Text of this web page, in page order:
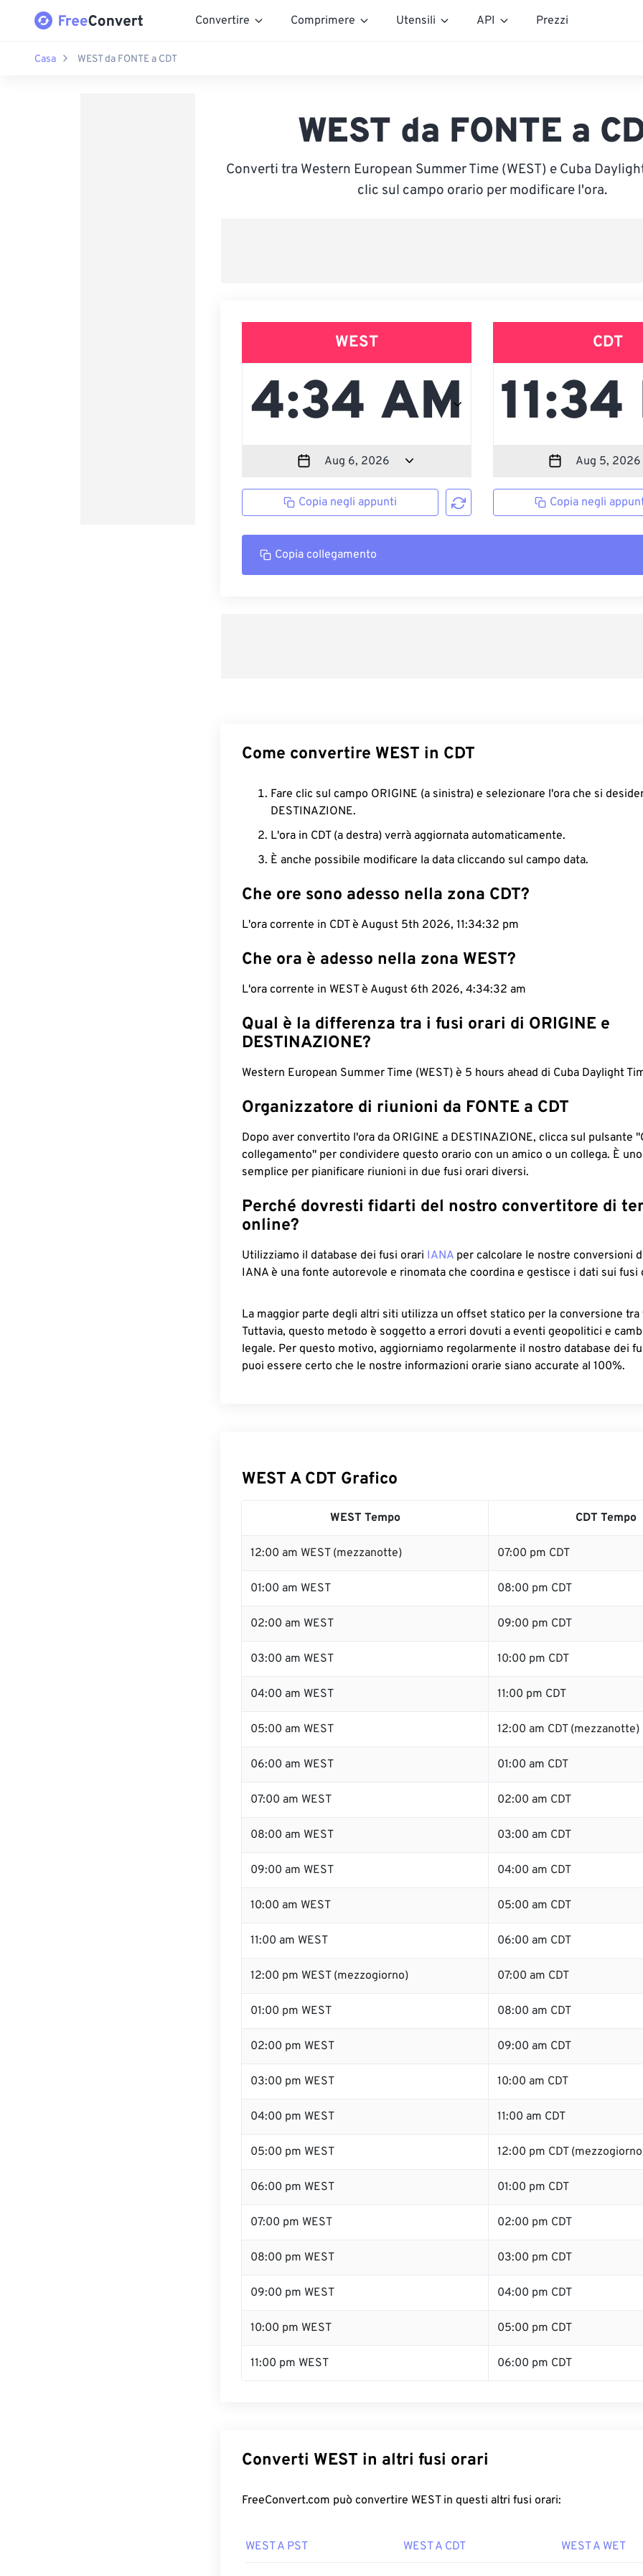
Convertire Comprimere Utensili API Prezzi
Casa WEST da FONTE a CDT
WEST da FONTE a
Converti tra Western European Summer Time (WEST) e Cuba
clic sul campo orario per modificare l'ora.
WEST
Copia negli appunti
CDT
Copia negli
Copia collegamento
Come convertire WEST in CDT
Fare clic sul campo ORIGINE (a sinistra) e selezionare l'ora che si
DESTINAZIONE.
L'ora in CDT (a destra) verrà aggiornata automaticamente.
È anche possibile modificare la data cliccando sul campo data.
Che ore sono adesso nella zona CDT?
L'ora corrente in CDT è August 5th 2026, 11:34:33 pm
Che ora è adesso nella zona WEST?
L'ora corrente in WEST è August 6th 2026, 4:34:33 am
Qual è la differenza tra i fusi orari di ORIGINE e
DESTINAZIONE?
Western European Summer Time (WEST) è 5 hours ahead di Cuba Daylight
Organizzatore di riunioni da FONTE a CDT
Dopo aver convertito l'ora da ORIGINE a DESTINAZIONE, clicca sul pulsante
collegamento" per condividere questo orario con un amico o un collega. È
semplice per pianificare riunioni in due fusi orari diversi.
Perché dovresti fidarti del nostro convertitore di
online?
Utilizziamo il database dei fusi orari IANA per calcolare le nostre conversioni
IANA è una fonte autorevole e rinomata che coordina e gestisce i dati sui fusi
La maggior parte degli altri siti utilizza un offset statico per la conversione tra
Tuttavia, questo metodo è soggetto a errori dovuti a eventi geopolitici e
legale. Per questo motivo, aggiorniamo regolarmente il nostro database dei
puoi essere certo che le nostre informazioni orarie siano accurate al 100%.
WEST A CDT Grafico
WEST Tempo CDT Tempo
12:00 am WEST (mezzanotte) 07:00 pm CDT
01:00 am WEST 08:00 pm CDT
02:00 am WEST 09:00 pm CDT
03:00 am WEST 10:00 pm CDT
04:00 am WEST 11:00 pm CDT
05:00 am WEST 12:00 am CDT (mezzanotte)
06:00 am WEST 01:00 am CDT
07:00 am WEST 02:00 am CDT
08:00 am WEST 03:00 am CDT
09:00 am WEST 04:00 am CDT
10:00 am WEST 05:00 am CDT
11:00 am WEST 06:00 am CDT
12:00 pm WEST (mezzogiorno) 07:00 am CDT
01:00 pm WEST 08:00 am CDT
02:00 pm WEST 09:00 am CDT
03:00 pm WEST 10:00 am CDT
04:00 pm WEST 11:00 am CDT
05:00 pm WEST 12:00 pm CDT
06:00 pm WEST 01:00 pm CDT
07:00 pm WEST 02:00 pm CDT
08:00 pm WEST 03:00 pm CDT
09:00 pm WEST 04:00 pm CDT
10:00 pm WEST 05:00 pm CDT
11:00 pm WEST 06:00 pm CDT
Converti WEST in altri fusi orari
FreeConvert.com può convertire WEST in questi altri fusi orari:
WEST A PST WEST A CDT WEST A WET